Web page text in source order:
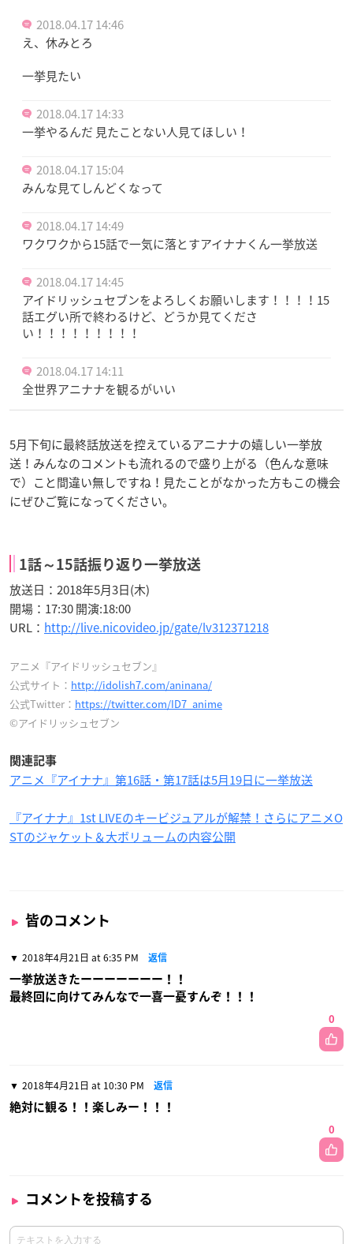
2018.04.17 14:46
え、休みとろ
一挙見たい
2018.04.17 14:33
一挙やるんだ 見たことない人見てほしい！
2018.04.17 15:04
みんな見てしんどくなって
2018.04.17 14:49
ワクワクから15話で一気に落とすアイナナくん一挙放送
2018.04.17 14:45
アイドリッシュセブンをよろしくお願いします！！！！15
話エグい所で終わるけど、どうか見てくださ
い！！！！！！！！！
2018.04.17 14:11
全世界アニナナを観るがいい
5月下旬に最終話放送を控えているアニナナの嬉しい一挙放
送！みんなのコメントも流れるので盛り上がる（色んな意味
で）こと間違い無しですね！見たことがなかった方もこの機会
にぜひご覧になってください。
1話～15話振り返り一挙放送
放送日： 2018年5月3日(木)
開場： 17:30開演:18:00
URL： http://live.nicovideo.jp/gate/lv312371218
アニメ『アイドリッシュセブン』
公式サイト： http://idolish7.com/aninana/
公式Twitter： https://twitter.com/ID7_anime
©アイドリッシュセブン
関連記事
アニメ『アイナナ』第16話・第17話は5月19日に一挙放送
『アイナナ』1st LIVEのキービジュアルが解禁！さらにアニメO
STのジャケット＆大ボリュームの内容公開
皆のコメント
2018年4月21日 at 6:35 PM 返信
一挙放送きたーーーーーーー！！
最終回に向けてみんなで一喜一憂すんぞ！！！
0
2018年4月21日 at 10:30 PM 返信
絶対に観る！！楽しみー！！！
0
コメントを投稿する